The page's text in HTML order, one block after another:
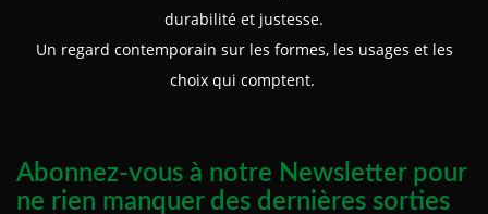
durabilité et justesse.
Un regard contemporain sur les formes, les usages et les
choix qui comptent.
Abonnez-vous à notre Newsletter pour
ne rien manquer des dernières sorties